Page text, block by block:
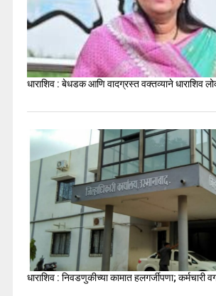
धाराशिव : बेधडक आणि वादग्रस्त वक्तव्याने धाराशिव
धाराशिव : निवडणुकीच्या कामात हलगर्जीपणा; कर्मचारी